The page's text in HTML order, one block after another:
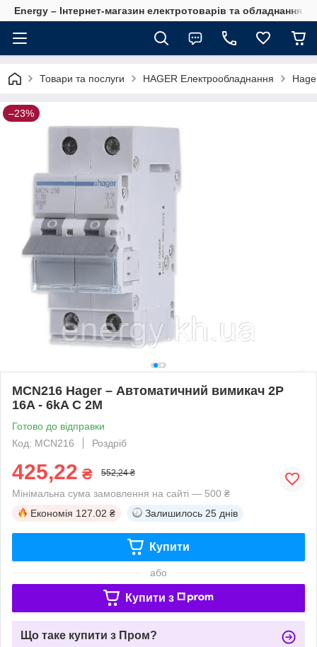
Energy – Інтернет-магазин електротоварів та обладнання
Товари та послуги HAGER Електрообладнання
–23%
MCN216 Hager – Автоматичний вимикач 2P
16A - 6kA C 2M
Готово до відправки
Код: MCN216
Роздріб
425,22 ₴ 552,24 ₴
Мінімальна сума замовлення на сайті — 500 ₴
Економія 127.02 ₴ Залишилось 25 днів
Купити
або
Купити з
Що таке купити з Пром?